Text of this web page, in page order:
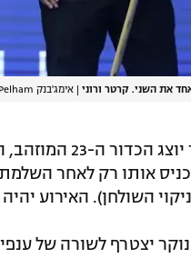
את השני. קרטר ורוני אימג'בנק GettyImages, Richard Pelham
השולחן). האירוע יהיה בן
יצטרף לשורה של